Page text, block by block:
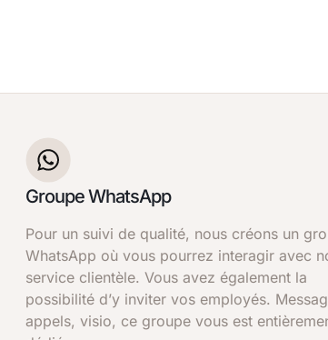
Groupe WhatsApp
Pour un suivi de qualité, nous créons un
WhatsApp où vous pourrez interagir avec
service clientèle. Vous avez également la
possibilité d’y inviter vos employés.
appels, visio, ce groupe vous est